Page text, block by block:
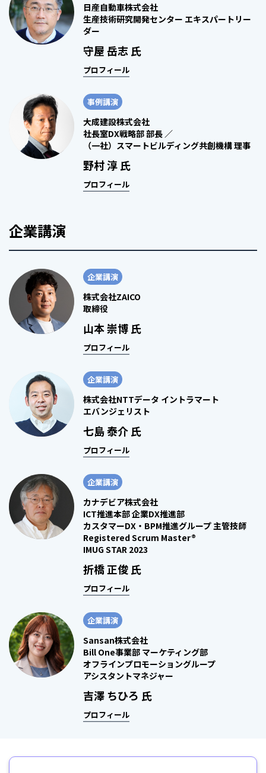
日産自動車株式会社
生産技術研究開発センター エキスパートリー
ダー
守屋 岳志 氏
プロフィール
事例講演
大成建設株式会社
社長室DX戦略部 部長 ／
（一社）スマートビルディング共創機構 理事
野村 淳 氏
プロフィール
企業講演
企業講演
株式会社ZAICO
取締役
山本 崇博 氏
プロフィール
企業講演
株式会社NTTデータ イントラマート
エバンジェリスト
七島 泰介 氏
プロフィール
企業講演
カナデビア株式会社
ICT推進本部 企業DX推進部
カスタマーDX・BPM推進グループ 主管技師
Registered Scrum Master®
IMUG STAR 2023
折橋 正俊 氏
プロフィール
企業講演
Sansan株式会社
Bill One事業部 マーケティング部
オフラインプロモーショングループ
アシスタントマネジャー
吉澤 ちひろ 氏
プロフィール